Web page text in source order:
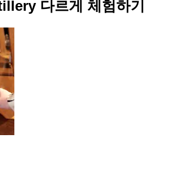
다르게 체험하기